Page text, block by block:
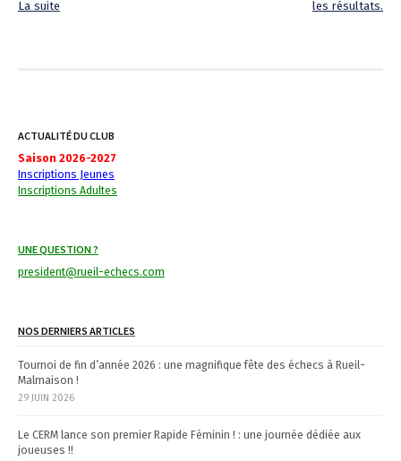
P
n
a
i
g
t
i
o
n
La suite les résultats.
ACTUALITÉ DU CLUB
Saison 2026-2027
Inscriptions Jeunes
Inscriptions Adultes
UNE QUESTION ?
president@rueil-echecs.com
NOS DERNIERS ARTICLES
Tournoi de fin d’année 2026 : une magnifique fête des échecs à Rueil-
Malmaison !
29 JUIN 2026
Le CERM lance son premier Rapide Féminin ! : une journée dédiée aux
joueuses !!